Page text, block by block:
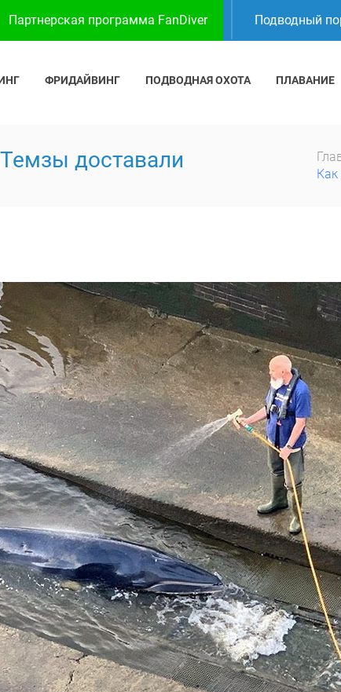
Партнерская программа FanDiver Подводный
ФРИДАЙВИНГ ПОДВОДНАЯ ОХОТА ПЛАВАНИЕ
доставали
Как